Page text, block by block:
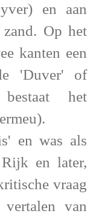
en aan
Op het
kanten een
'Duver' of
het
en was als
en later,
vraag
van